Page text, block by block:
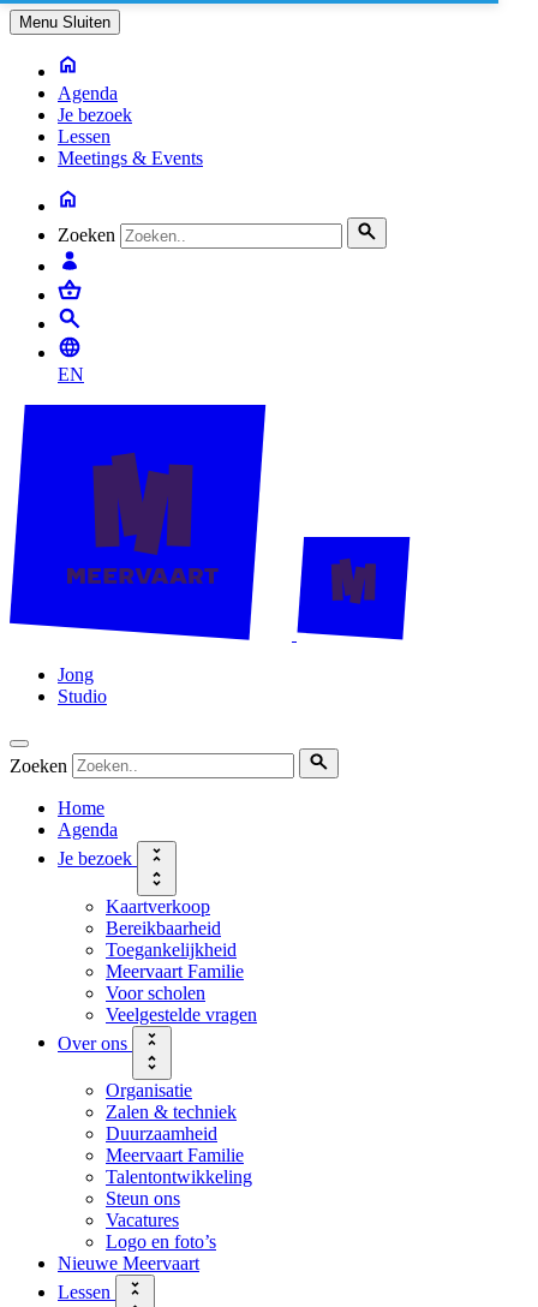
Menu Sluiten
Agenda
Je bezoek
Lessen
Meetings & Events
Zoeken
EN
Jong
Studio
Zoeken
Home
Agenda
Je bezoek
Kaartverkoop
Bereikbaarheid
Toegankelijkheid
Meervaart Familie
Voor scholen
Veelgestelde vragen
Over ons
Organisatie
Zalen & techniek
Duurzaamheid
Meervaart Familie
Talentontwikkeling
Steun ons
Vacatures
Logo en foto’s
Nieuwe Meervaart
Lessen